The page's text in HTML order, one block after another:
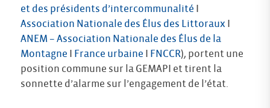
et des présidents d’intercommunalité
Association Nationale des Élus des Littoraux
ANEM – Association Nationale des Élus de la
Montagne
France urbaine FNCCR), portent une
position commune sur la GEMAPI et tirent la
sonnette d’alarme sur l’engagement de l’état.